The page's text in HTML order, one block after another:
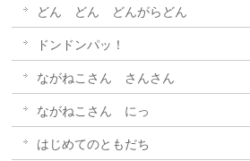
どん どん どんがらどん
ドンドンパッ！
ながねこさん さんさん
ながねこさん にっ
はじめてのともだち